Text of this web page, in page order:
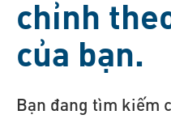
chỉnh
của bạn.
Bạn đang tìm kiếm